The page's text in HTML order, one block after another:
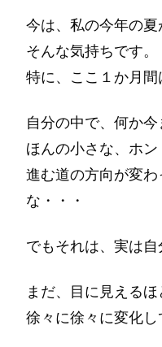
今は、私の今年の夏
そんな気持ちです。
特に、ここ１か月間
自分の中で、何か
ほんの小さな、ホ
進む道の方向が変
な・・・
でもそれは、実は自
まだ、目に見える
徐々に徐々に変化し